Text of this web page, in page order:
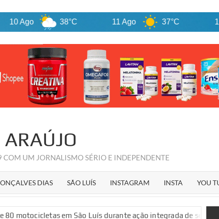
38°C 11 Ago 37°C 12 Ago
UM JORNALISMO SÉRIO E INDEPENDENTE
DIAS SÃO LUÍS INSTAGRAM INSTA YOU
em São Luís durante ação integrada de segurança pública